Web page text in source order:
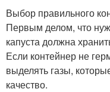
Выбор правильного
Первым делом, что
капуста должна
Если контейнер не
выделять газы,
качество.